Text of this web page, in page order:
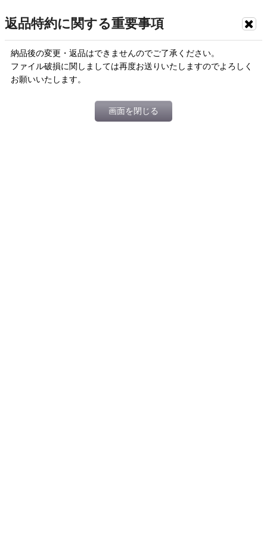
返品特約に関する重要事項
納品後の変更・返品はできませんのでご了承ください。
ファイル破損に関しましては再度お送りいたしますのでよろしく
お願いいたします。
画面を閉じる